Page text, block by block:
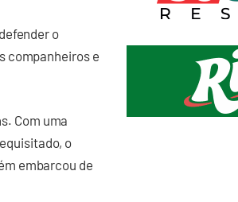
o
companheiros e
Com uma
o
embarcou de